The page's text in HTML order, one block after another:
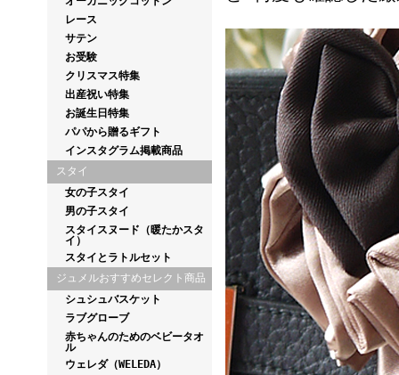
レース
サテン
お受験
クリスマス特集
出産祝い特集
お誕生日特集
パパから贈るギフト
インスタグラム掲載商品
スタイ
女の子スタイ
男の子スタイ
スタイスヌード（暖たかスタ
イ）
スタイとラトルセット
ジュメルおすすめセレクト商品
シュシュバスケット
ラブグローブ
赤ちゃんのためのベビータオ
ル
ウェレダ（WELEDA）